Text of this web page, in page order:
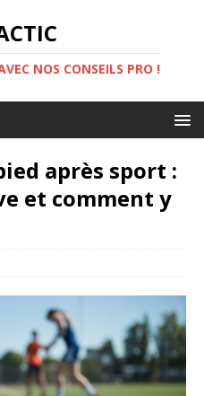
NOS CONSEILS PRO !
après sport :
et comment y